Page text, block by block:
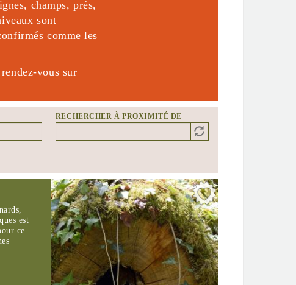
champs, prés,
sont
comme les
vous sur
RECHERCHER À PROXIMITÉ DE
est
ce